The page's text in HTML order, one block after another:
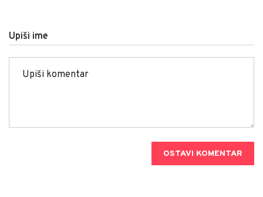
Upiši ime
OSTAVI KOMENTAR